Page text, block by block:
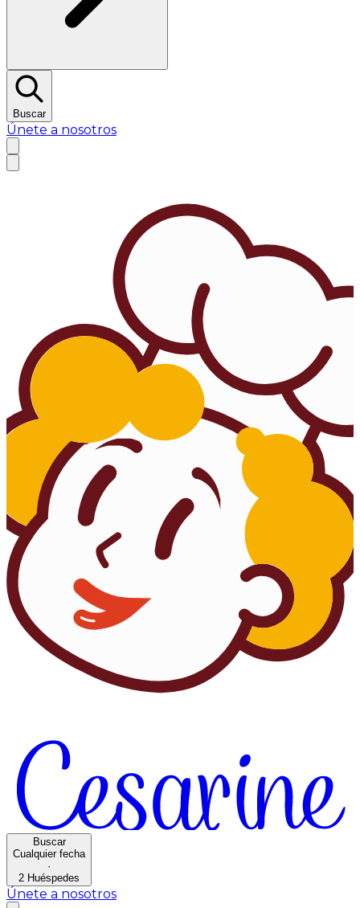
Buscar
Únete a nosotros
Buscar
Cualquier fecha
·
2 Huéspedes
Únete a nosotros